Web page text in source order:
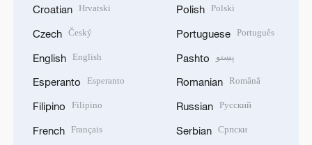
Croatian Hrvatski
Czech Český
English English
Esperanto Esperanto
Filipino Filipino
French Français
Polish Polski
Portuguese Português
Pashto پښتو
Romanian Română
Russian Русский
Serbian Српски